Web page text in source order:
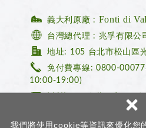
我們將使用cookie等資訊來優化您
×
義大利原廠 : Fonti di
台灣總代理 : 兆孚有限公
地址: 105 台北市松山區
免付費專線: 0800-
10:00-19:00)